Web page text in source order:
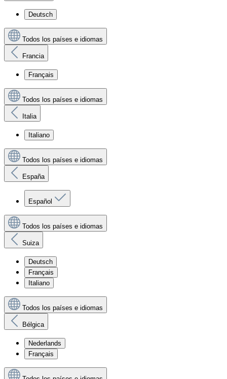
Deutsch
Todos los países e idiomas
Francia
Français
Todos los países e idiomas
Italia
Italiano
Todos los países e idiomas
España
Español
Todos los países e idiomas
Suiza
Deutsch
Français
Italiano
Todos los países e idiomas
Bélgica
Nederlands
Français